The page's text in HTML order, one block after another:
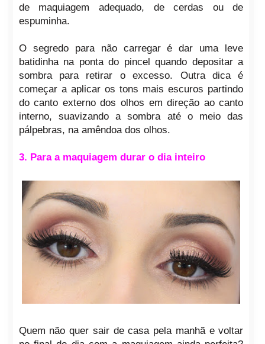
de maquiagem adequado, de cerdas ou de
espuminha.
O segredo para não carregar é dar uma leve
batidinha na ponta do pincel quando depositar a
sombra para retirar o excesso. Outra dica é
começar a aplicar os tons mais escuros partindo
do canto externo dos olhos em direção ao canto
interno, suavizando a sombra até o meio das
pálpebras, na amêndoa dos olhos.
3. Para a maquiagem durar o dia inteiro
Quem não quer sair de casa pela manhã e voltar